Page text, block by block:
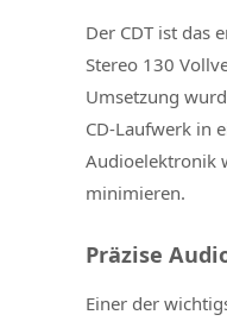
Der CDT ist das
Stereo 130
Umsetzung
CD-Laufwerk in
Audioelektronik
minimieren.
Präzise
Einer der